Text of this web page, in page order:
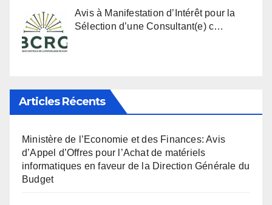
Avis à Manifestation d’Intérêt pour la
Sélection d’une Consultant(e) c…
Articles Récents
Ministère de l’Economie et des Finances: Avis
d’Appel d’Offres pour l’Achat de matériels
informatiques en faveur de la Direction Générale du
Budget